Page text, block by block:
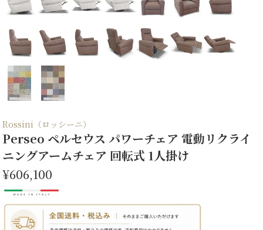
Rossini（ロッシーニ）
Perseo ペルセウス パワーチェア 電動リクライ
ニングアームチェア 回転式 1人掛け
¥606,100